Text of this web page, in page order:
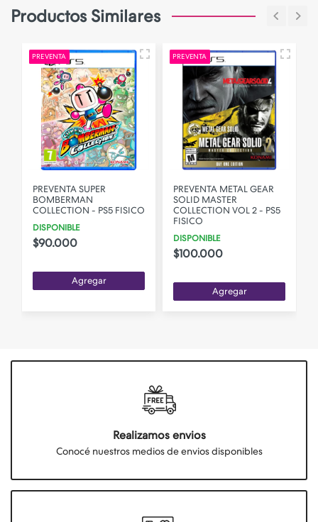
Productos Similares
PREVENTA
PREVENTA SUPER
BOMBERMAN
COLLECTION - PS5 FISICO
DISPONIBLE
$90.000
Agregar
PREVENTA
PREVENTA METAL GEAR
SOLID MASTER
COLLECTION VOL 2 - PS5
FISICO
DISPONIBLE
$100.000
Agregar
Realizamos envios
Conocé nuestros medios de envios disponibles